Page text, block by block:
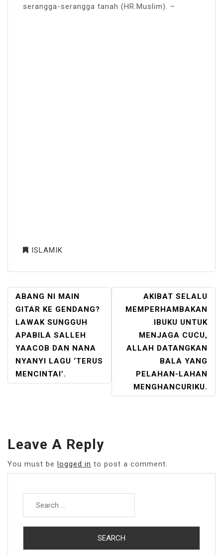
serangga-serangga tanah (HR.Muslim). –
ISLAMIK
POST
NAVIGATION
ABANG NI MAIN
GITAR KE GENDANG?
LAWAK SUNGGUH
APABILA SALLEH
YAACOB DAN NANA
NYANYI LAGU ‘TERUS
MENCINTAI’.
AKIBAT SELALU
MEMPERHAMBAKAN
IBUKU UNTUK
MENJAGA CUCU,
ALLAH DATANGKAN
BALA YANG
PELAHAN-LAHAN
MENGHANCURIKU.
Leave A Reply
You must be logged in to post a comment.
Search